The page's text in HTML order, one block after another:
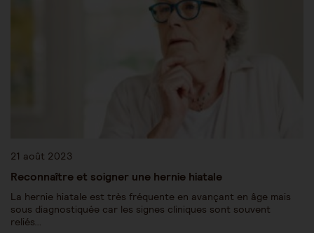
21 août 2023
Reconnaître et soigner une hernie hiatale
La hernie hiatale est très fréquente en avançant en âge mais
sous diagnostiquée car les signes cliniques sont souvent
reliés…